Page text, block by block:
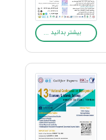
بیشتر بدانید ...